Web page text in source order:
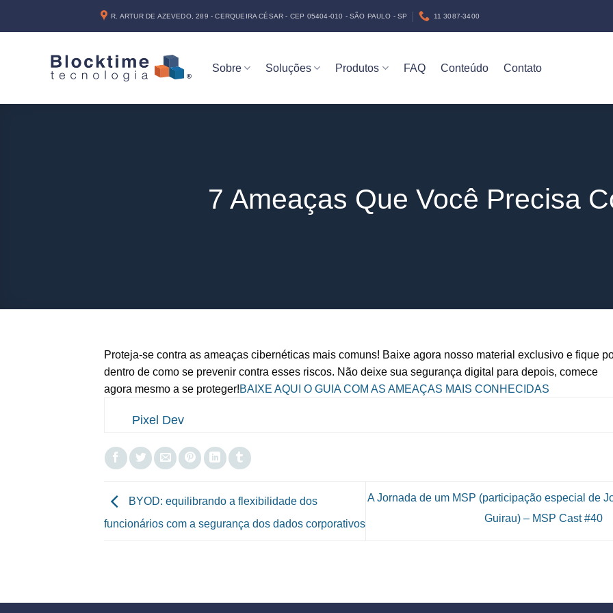
R. ARTUR DE AZEVEDO, 289 - CERQUEIRA CÉSAR - CEP 05404-010 - SÃO PAULO - SP 11 3087-3400
Sobre Soluções Produtos FAQ Conteúdo Contato
7 Ameaças Que Você Precisa
Proteja-se contra as ameaças cibernéticas mais comuns! Baixe agora nosso material exclusivo e fique
dentro de como se prevenir contra esses riscos. Não deixe sua segurança digital para depois, comece
agora mesmo a se proteger!BAIXE AQUI O GUIA COM AS AMEAÇAS MAIS CONHECIDAS
Pixel Dev
BYOD: equilibrando a flexibilidade dos
funcionários com a segurança dos dados corporativos
A Jornada de um MSP (participação especial de
Guirau) – MSP Cast #40